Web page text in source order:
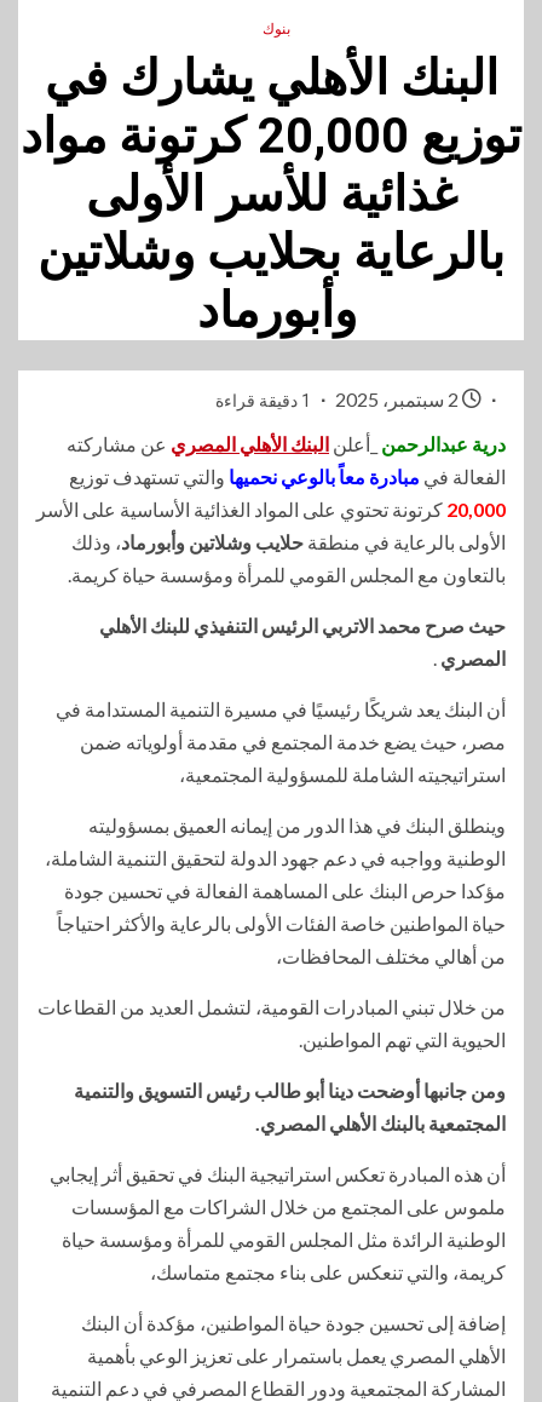
بنوك
البنك الأهلي يشارك في
توزيع 20,000 كرتونة مواد
غذائية للأسر الأولى
بالرعاية بحلايب وشلاتين
وأبورماد
1 دقيقة قراءة
درية عبدالرحمن _أعلن البنك الأهلي المصري عن مشاركته
الفعالة في مبادرة معاً بالوعي نحميها والتي تستهدف توزيع
20,000 كرتونة تحتوي على المواد الغذائية الأساسية على الأسر
الأولى بالرعاية في منطقة حلايب وشلاتين وأبورماد، وذلك
بالتعاون مع المجلس القومي للمرأة ومؤسسة حياة كريمة.
حيث صرح محمد الاتربي الرئيس التنفيذي للبنك الأهلي
المصري .
أن البنك يعد شريكًا رئيسيًا في مسيرة التنمية المستدامة في
مصر، حيث يضع خدمة المجتمع في مقدمة أولوياته ضمن
استراتيجيته الشاملة للمسؤولية المجتمعية،
وينطلق البنك في هذا الدور من إيمانه العميق بمسؤوليته
الوطنية وواجبه في دعم جهود الدولة لتحقيق التنمية الشاملة،
مؤكدا حرص البنك على المساهمة الفعالة في تحسين جودة
حياة المواطنين خاصة الفئات الأولى بالرعاية والأكثر احتياجاً
من أهالي مختلف المحافظات،
من خلال تبني المبادرات القومية، لتشمل العديد من القطاعات
الحيوية التي تهم المواطنين.
ومن جانبها أوضحت دينا أبو طالب رئيس التسويق والتنمية
المجتمعية بالبنك الأهلي المصري.
أن هذه المبادرة تعكس استراتيجية البنك في تحقيق أثر إيجابي
ملموس على المجتمع من خلال الشراكات مع المؤسسات
الوطنية الرائدة مثل المجلس القومي للمرأة ومؤسسة حياة
كريمة، والتي تنعكس على بناء مجتمع متماسك،
إضافة إلى تحسين جودة حياة المواطنين، مؤكدة أن البنك
الأهلي المصري يعمل باستمرار على تعزيز الوعي بأهمية
المشاركة المجتمعية ودور القطاع المصرفي في دعم التنمية